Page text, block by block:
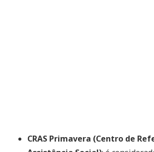
CRAS Primavera (Centro de